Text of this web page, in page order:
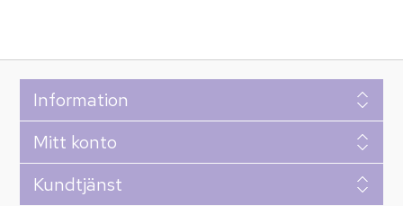
Information
Mitt konto
Kundtjänst